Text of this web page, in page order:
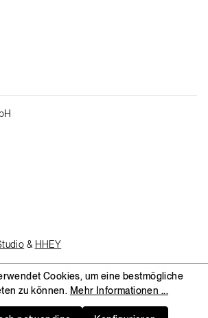
& HHEY
Cookies, um eine bestmögliche
zu können. Mehr Informationen ...